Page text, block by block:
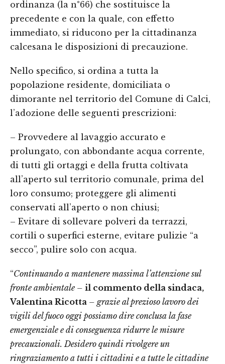
ordinanza (la n°66) che sostituisce la
precedente e con la quale, con effetto
immediato, si riducono per la cittadinanza
calcesana le disposizioni di precauzione.
Nello specifico, si ordina a tutta la
popolazione residente, domiciliata o
dimorante nel territorio del Comune di Calci,
l’adozione delle seguenti prescrizioni:
– Provvedere al lavaggio accurato e
prolungato, con abbondante acqua corrente,
di tutti gli ortaggi e della frutta coltivata
all’aperto sul territorio comunale, prima del
loro consumo; proteggere gli alimenti
conservati all’aperto o non chiusi;
– Evitare di sollevare polveri da terrazzi,
cortili o superfici esterne, evitare pulizie “a
secco”, pulire solo con acqua.
“Continuando a mantenere massima l’attenzione sul
fronte ambientale – il commento della sindaca,
Valentina Ricotta – grazie al prezioso lavoro dei
vigili del fuoco oggi possiamo dire conclusa la fase
emergenziale e di conseguenza ridurre le misure
precauzionali. Desidero quindi rivolgere un
ringraziamento a tutti i cittadini e a tutte le cittadine